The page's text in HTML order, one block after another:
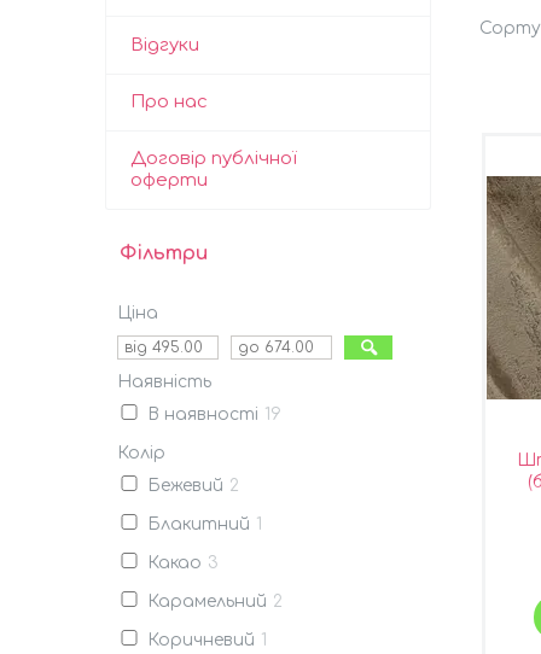
Відгуки
Про нас
Договір публічної
оферти
Фільтри
Ціна
Наявність
В наявності 19
Колір
Бежевий 2
Блакитний 1
Какао 3
Карамельний 2
Коричневий 1